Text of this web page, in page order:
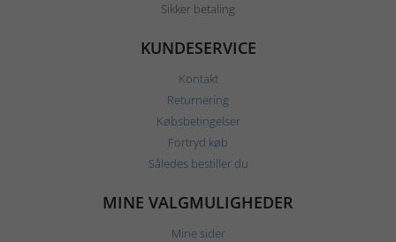
Sikker betaling
KUNDESERVICE
Kontakt
Returnering
Købsbetingelser
Fortryd køb
Således bestiller du
MINE VALGMULIGHEDER
Mine sider